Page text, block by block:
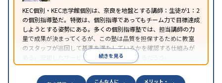
KEC個別・KEC志学館個別は、奈良を地盤とする講師：生徒が1：2
の個別指導塾だ。特徴は、個別指導であってもチーム力で目標達成
しようとする姿勢にある。多くの個別指導塾では、担当講師の力
量で成果が決まってくるが、この塾は品質を担保するために教室
のスタッフが巡回して基準を満たしているかを確認する仕組みが
ある。安定したサービスを受けることができるだろう。
続きを見る
こんな人に
メリット・